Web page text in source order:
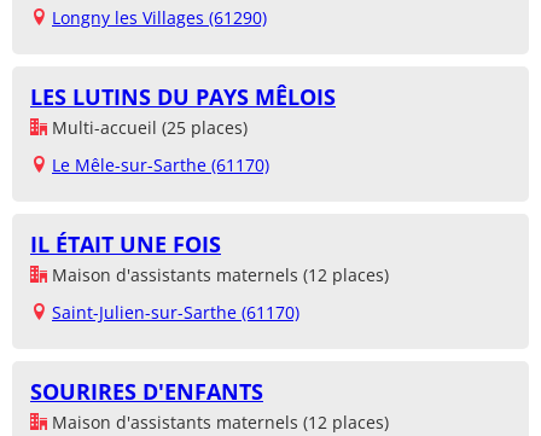
Longny les Villages (61290)
LES LUTINS DU PAYS MÊLOIS
Multi-accueil (25 places)
Le Mêle-sur-Sarthe (61170)
IL ÉTAIT UNE FOIS
Maison d'assistants maternels (12 places)
Saint-Julien-sur-Sarthe (61170)
SOURIRES D'ENFANTS
Maison d'assistants maternels (12 places)